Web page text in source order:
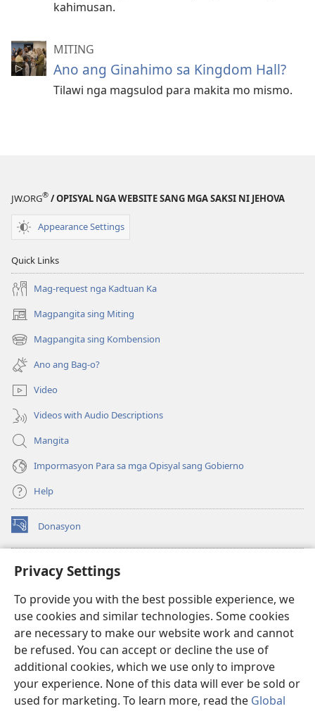
Privacy Settings
To provide you with the best possible experience, we
use cookies and similar technologies. Some cookies
are necessary to make our website work and cannot
be refused. You can accept or decline the use of
additional cookies, which we use only to improve
your experience. None of this data will ever be sold or
used for marketing. To learn more, read the Global
kahimusan.
MITING
Ano ang Ginahimo sa Kingdom Hall?
Tilawi nga magsulod para makita mo mismo.
JW.ORG® / OPISYAL NGA WEBSITE SANG MGA SAKSI NI JEHOVA
Appearance Settings
Quick Links
Mag-request nga Kadtuan Ka
Magpangita sing Miting
(opens
new
window)
Magpangita sing Kombension
(opens
new
window)
Ano ang Bag-o?
Video
Videos with Audio Descriptions
Mangita
Impormasyon Para sa mga Opisyal sang Gobierno
Help
Donasyon
(opens
new
Watchtower ONLINE LIBRARY™
(opens
window)JW Hub
(opens
new
window)JW Library
Watchtower Library